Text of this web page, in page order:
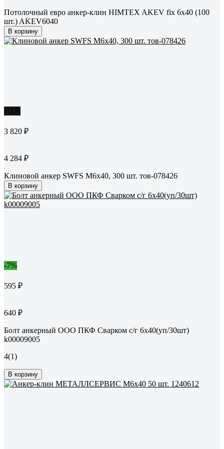
Потолочный евро анкер-клин HIMTEX AKEV fix 6x40 (100
шт.) AKEV6040
В корзину
3 820 ₽
4 284 ₽
Клиновой анкер SWFS М6х40, 300 шт. тов-078426
В корзину
-7%
595 ₽
640 ₽
Болт анкерный ООО ПКФ Сварком с/г 6x40(уп/30шт)
k00009005
4(1)
В корзину